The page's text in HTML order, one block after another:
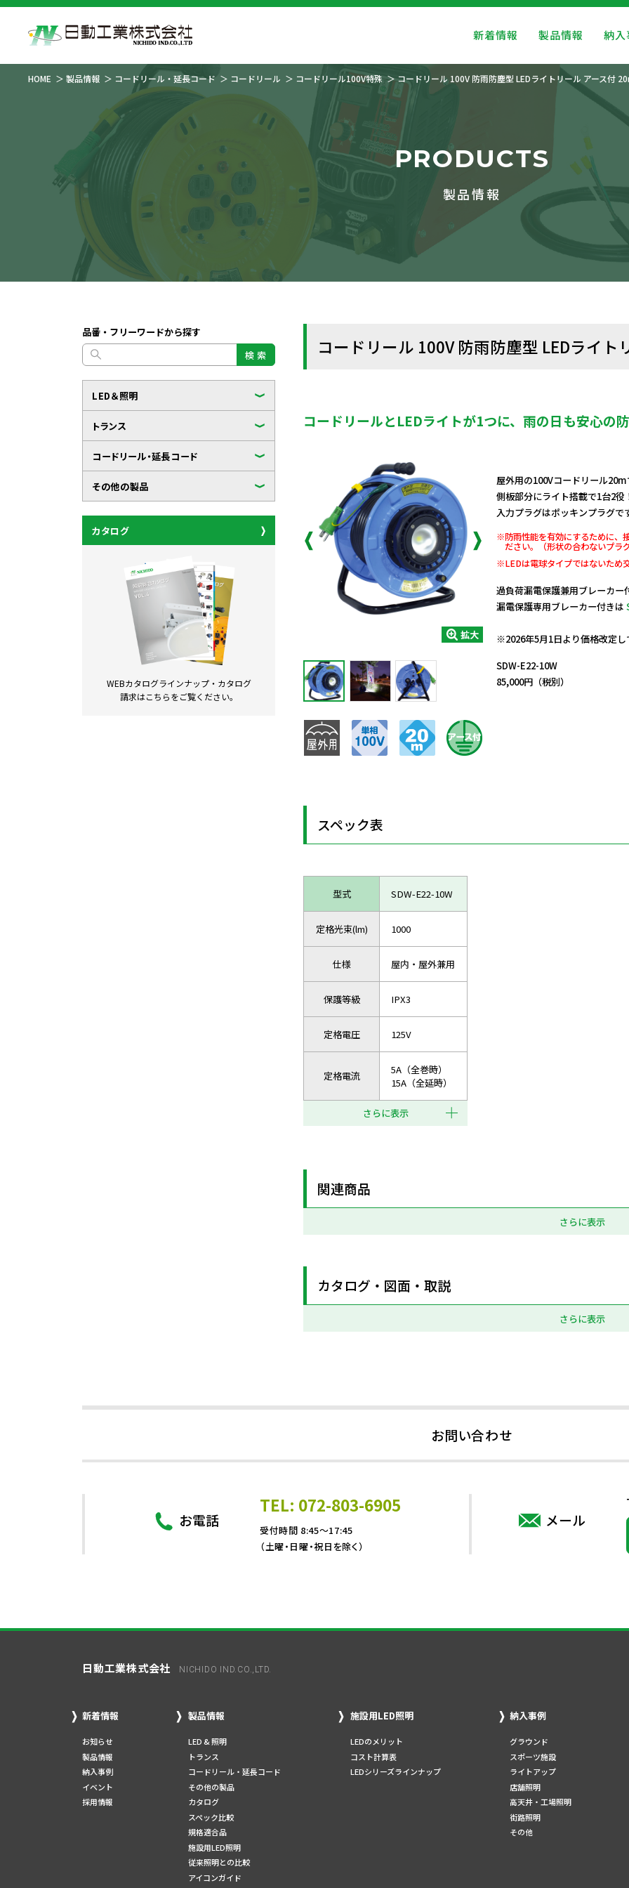
新着情報 製品情報 納入
HOME 製品情報 コードリール・延長コード コードリール コードリール100V特殊 コードリール 100V 防雨防塵型 LEDライトリール アース付
PRODUCTS
製品情報
品番・フリーワードから探す
検 索
LED＆照明
トランス
コードリール・延長コード
その他の製品
カタログ
WEBカタログラインナップ・ カタログ
請求はこちらをご覧ください。
コードリール 100V 防雨防塵型 LEDライト
コードリールとLEDライトが1つに、雨の日も安心の防
拡大
屋外用の100Vコードリール20m
側板部分にライト搭載で1台2役
入力プラグはポッキンプラグです
※防雨性能を有効にするために、
ださい。（形状の合わないプラ
※LEDは電球タイプではないため
過負荷漏電保護兼用ブレーカー
漏電保護専用ブレーカー付きは
※2026年5月1日より価格改定し
SDW-E22-10W
85,000円（税別）
スペック表
型式 SDW-E22-10W
定格光束(lm) 1000
仕様 屋内・屋外兼用
保護等級 IPX3
定格電圧 125V
定格電流
5A（全巻時）
15A（全延時）
さらに表示
関連商品
さらに表示
カタログ・図面・取説
さらに表示
お問い合わせ
お電話
TEL: 072-803-6905
受付時間 8:45～17:45
（土曜・日曜・祝日を除く）
メール
日動工業株式会社 NICHIDO IND.CO.,LTD.
新着情報
お知らせ
製品情報
納入事例
イベント
採用情報
製品情報
LED & 照明
トランス
コードリール・延長コード
その他の製品
カタログ
スペック比較
規格適合品
施設用LED照明
従来照明との比較
アイコンガイド
施設用LED照明
LEDのメリット
コスト計算表
LEDシリーズラインナップ
納入事例
グラウンド
スポーツ施設
ライトアップ
店舗照明
高天井・工場照明
街路照明
その他